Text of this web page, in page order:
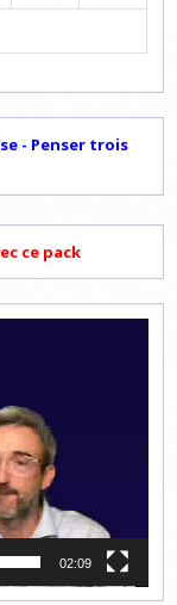
- Penser trois
ce pack
02:09